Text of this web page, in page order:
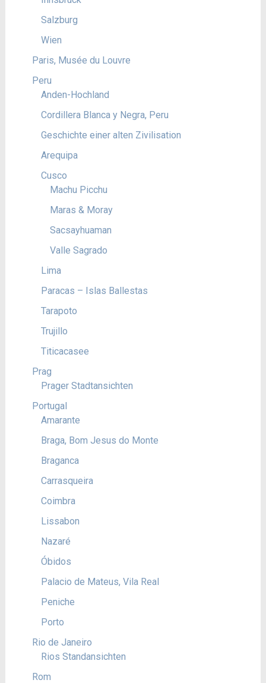
Salzburg
Wien
Paris, Musée du Louvre
Peru
Anden-Hochland
Cordillera Blanca y Negra, Peru
Geschichte einer alten Zivilisation
Arequipa
Cusco
Machu Picchu
Maras & Moray
Sacsayhuaman
Valle Sagrado
Lima
Paracas – Islas Ballestas
Tarapoto
Trujillo
Titicacasee
Prag
Prager Stadtansichten
Portugal
Amarante
Braga, Bom Jesus do Monte
Braganca
Carrasqueira
Coimbra
Lissabon
Nazaré
Óbidos
Palacio de Mateus, Vila Real
Peniche
Porto
Rio de Janeiro
Rios Standansichten
Rom